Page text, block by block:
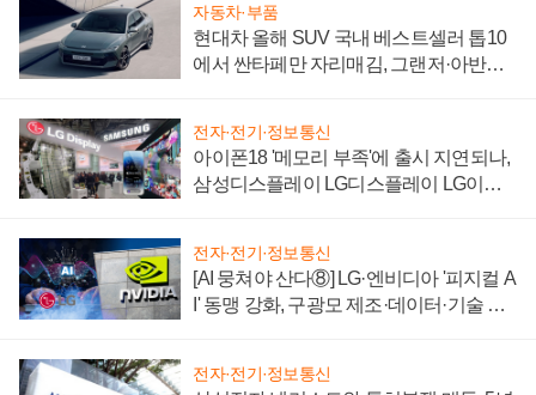
자동차·부품
현대차 올해 SUV 국내 베스트셀러 톱10
에서 싼타페만 자리매김, 그랜저·아반떼
전자·전기·정보통신
아이폰18 '메모리 부족'에 출시 지연되나,
삼성디스플레이 LG디스플레이 LG이노
전자·전기·정보통신
[AI 뭉쳐야 산다⑧] LG·엔비디아 '피지컬 A
I' 동맹 강화, 구광모 제조·데이터·기술 결
전자·전기·정보통신